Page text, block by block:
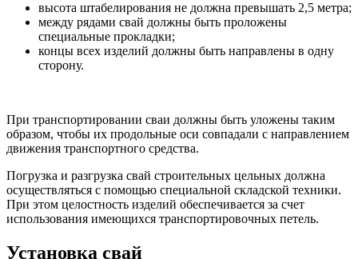
высота штабелирования не должна превышать 2,5 метра;
между рядами свай должны быть проложены
специальные прокладки;
концы всех изделий должны быть направлены в одну
сторону.
При транспортировании сваи должны быть уложены таким
образом, чтобы их продольные оси совпадали с направлением
движения транспортного средства.
Погрузка и разгрузка свай строительных цельных должна
осуществляться с помощью специальной складской техники.
При этом целостность изделий обеспечивается за счет
использования имеющихся транспортировочных петель.
Установка свай